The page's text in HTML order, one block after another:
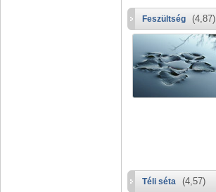
Feszültség (4,87)
Téli séta (4,57)